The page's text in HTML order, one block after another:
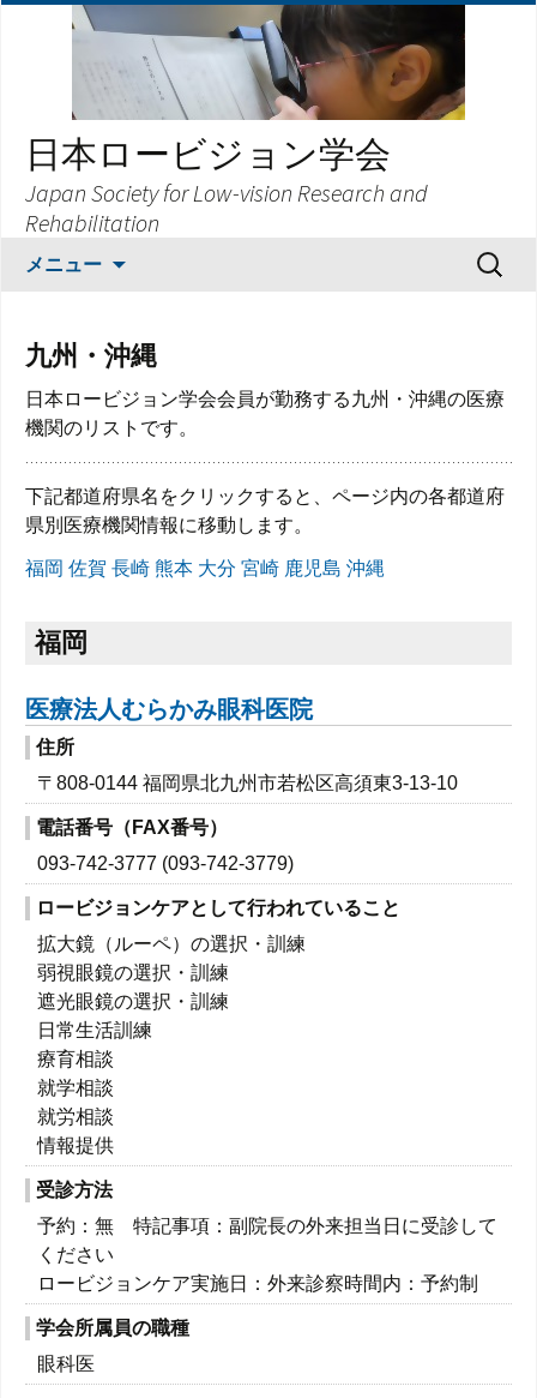
日本ロービジョン学会
Japan Society for Low-vision Research and
Rehabilitation
メニュー
ツ
へ
ス
プ
検
索:
九州・沖縄
日本ロービジョン学会会員が勤務する九州・沖縄の医療
機関のリストです。
下記都道府県名をクリックすると、ページ内の各都道府
県別医療機関情報に移動します。
福岡 佐賀 長崎 熊本 大分 宮崎 鹿児島 沖縄
福岡
医療法人むらかみ眼科医院
住所
〒808-0144 福岡県北九州市若松区高須東3-13‐10
電話番号（FAX番号）
093-742-3777 (093-742-3779)
ロービジョンケアとして行われていること
拡大鏡（ルーペ）の選択・訓練
弱視眼鏡の選択・訓練
遮光眼鏡の選択・訓練
日常生活訓練
療育相談
就学相談
就労相談
情報提供
受診方法
予約：無 特記事項：副院長の外来担当日に受診して
ください
ロービジョンケア実施日：外来診察時間内：予約制
学会所属員の職種
眼科医